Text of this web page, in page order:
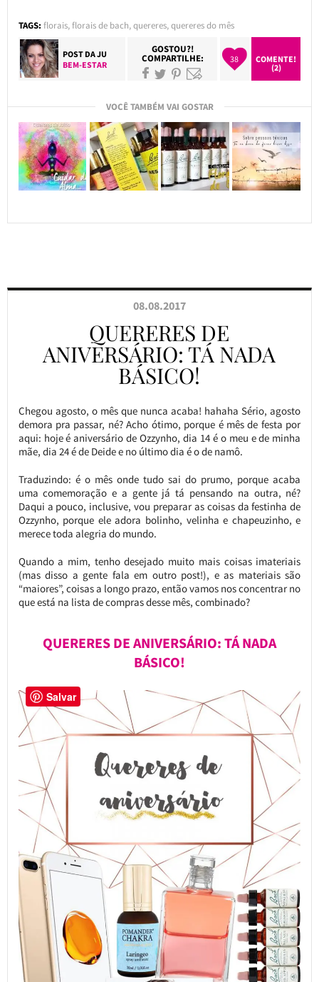
TAGS: florais,florais de bach,quereres,quereres do mês
POST DAJU
BEM-ESTAR
GOSTOU?!
COMPARTILHE: 38
COMENTE!
(2)
VOCÊ TAMBÉM VAI GOSTAR
08.08.2017
QUERERES DE
ANIVERSÁRIO: TÁ NADA
BÁSICO!
Chegou agosto, o mês que nunca acaba! hahaha Sério, agosto
demora pra passar, né? Acho ótimo, porque é mês de festa por
aqui: hoje é aniversário de Ozzynho, dia 14 é o meu e de minha
mãe, dia 24 é de Deide e no último dia é o de namô.
Traduzindo: é o mês onde tudo sai do prumo, porque acaba
uma comemoração e a gente já tá pensando na outra, né?
Daqui a pouco, inclusive, vou preparar as coisas da festinha de
Ozzynho, porque ele adora bolinho, velinha e chapeuzinho, e
merece toda alegria do mundo.
Quando a mim, tenho desejado muito mais coisas imateriais
(mas disso a gente fala em outro post!), e as materiais são
“maiores”, coisas a longo prazo, então vamos nos concentrar no
que está na lista de compras desse mês, combinado?
QUERERES DE ANIVERSÁRIO: TÁ NADA
BÁSICO!
Salvar